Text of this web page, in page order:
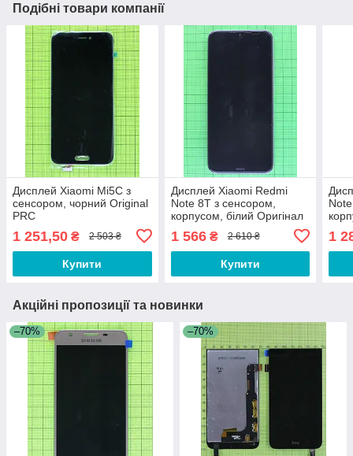
Подібні товари компанії
Дисплей Xiaomi Mi5C з
сенсором, чорний Original
PRC
1 251,50 ₴ 2 503 ₴
Купити
Дисплей Xiaomi Redmi
Note 8T з сенсором,
корпусом, білий Оригінал
1 566₴ 2 610 ₴
Купити
1
Акційні пропозиції та новинки
–70% –70%